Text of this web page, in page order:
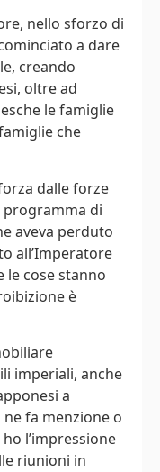
nello sforzo di
a dare
creando
oltre ad
le famiglie
che
dalle forze
programma di
aveva perduto
all’Imperatore
le cose stanno
è
imperiali, anche
a
fa menzione o
l’impressione
riunioni in